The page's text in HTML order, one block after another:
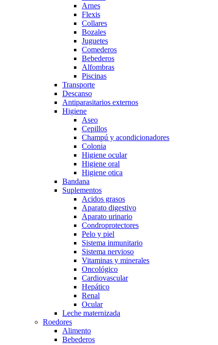
Arnes
Flexis
Collares
Bozales
Juguetes
Comederos
Bebederos
Alfombras
Piscinas
Transporte
Descanso
Antiparasitarios externos
Higiene
Aseo
Cepillos
Champú y acondicionadores
Colonia
Higiene ocular
Higiene oral
Higiene otica
Bandana
Suplementos
Acidos grasos
Aparato digestivo
Aparato urinario
Condroprotectores
Pelo y piel
Sistema inmunitario
Sistema nervioso
Vitaminas y minerales
Oncológico
Cardiovascular
Hepático
Renal
Ocular
Leche maternizada
Roedores
Alimento
Bebederos